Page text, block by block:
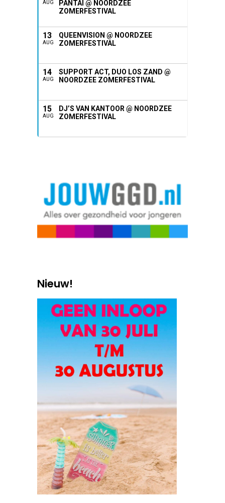
AUG
PANTAI @ NOORDZEE
ZOMERFESTIVAL
13
AUG
QUEENVISION @ NOORDZEE
ZOMERFESTIVAL
14
AUG
SUPPORT ACT, DUO LOS ZAND @
NOORDZEE ZOMERFESTIVAL
15
AUG
DJ’S VAN KANTOOR @ NOORDZEE
ZOMERFESTIVAL
Nieuw!